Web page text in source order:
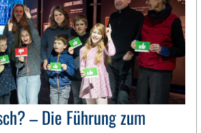
– Die Führung zum